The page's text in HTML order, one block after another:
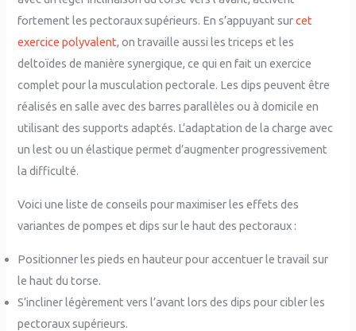
fortement les pectoraux supérieurs. En s’appuyant surcet
exercice polyvalent, on travaille aussi les triceps et les
deltoïdes de manière synergique, ce qui en fait un exercice
complet pour la musculation pectorale. Les dips peuvent être
réalisés en salle avec des barres parallèles ou à domicile en
utilisant des supports adaptés. L’adaptation de la charge avec
un lest ou un élastique permet d’augmenter progressivement
la difficulté.
Voici une liste de conseils pour maximiser les effets des
variantes de pompes et dips sur le haut des pectoraux :
Positionner les pieds en hauteur pour accentuer le travail sur
le haut du torse.
S’incliner légèrement vers l’avant lors des dips pour cibler les
pectoraux supérieurs.